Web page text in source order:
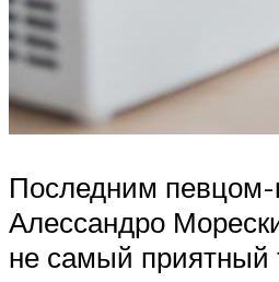
Последним певцом-
Алессандро
не самый приятный